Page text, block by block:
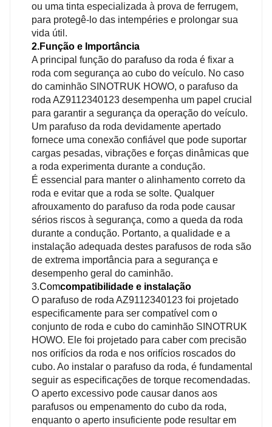
ou uma tinta especializada à prova de ferrugem,
para protegê-lo das intempéries e prolongar sua
vida útil.
2.Função e Importância
A principal função do parafuso da roda é fixar a
roda com segurança ao cubo do veículo. No caso
do caminhão SINOTRUK HOWO, o parafuso da
roda AZ9112340123 desempenha um papel crucial
para garantir a segurança da operação do veículo.
Um parafuso da roda devidamente apertado
fornece uma conexão confiável que pode suportar
cargas pesadas, vibrações e forças dinâmicas que
a roda experimenta durante a condução.
É essencial para manter o alinhamento correto da
roda e evitar que a roda se solte. Qualquer
afrouxamento do parafuso da roda pode causar
sérios riscos à segurança, como a queda da roda
durante a condução. Portanto, a qualidade e a
instalação adequada destes parafusos de roda são
de extrema importância para a segurança e
desempenho geral do caminhão.
3.Comcompatibilidade e instalação
O parafuso de roda AZ9112340123 foi projetado
especificamente para ser compatível com o
conjunto de roda e cubo do caminhão SINOTRUK
HOWO. Ele foi projetado para caber com precisão
nos orifícios da roda e nos orifícios roscados do
cubo. Ao instalar o parafuso da roda, é fundamental
seguir as especificações de torque recomendadas.
O aperto excessivo pode causar danos aos
parafusos ou empenamento do cubo da roda,
enquanto o aperto insuficiente pode resultar em